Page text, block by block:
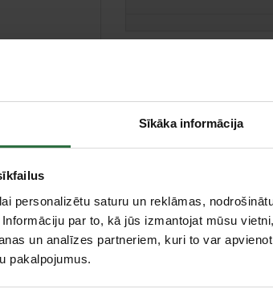
Sīkāka informācija
personalizētu saturu un reklāmas,
par to, kā jūs izmantojat mūsu
un analīzes partneriem, kuri to var
pakalpojumus.